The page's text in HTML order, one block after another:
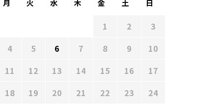
月 火 水 木 金 土 日
1 2
3
4
5 6 7 8 9
10
11
12 13 14 15 16
17
18
19 20 21 22 23
24